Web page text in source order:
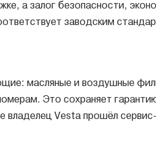
а залог безопасности,
заводским
масляные и воздушные
Это сохраняет
владелец Vesta прошёл